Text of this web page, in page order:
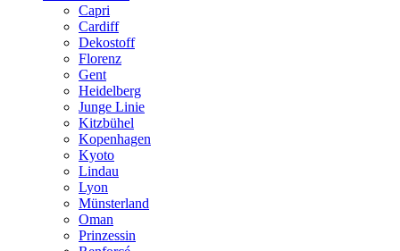
Capri
Cardiff
Dekostoff
Florenz
Gent
Heidelberg
Junge Linie
Kitzbühel
Kopenhagen
Kyoto
Lindau
Lyon
Münsterland
Oman
Prinzessin